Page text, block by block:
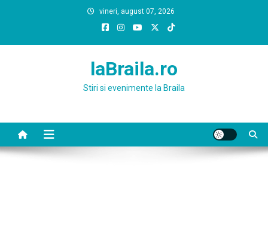
vineri, august 07, 2026
laBraila.ro
Stiri si evenimente la Braila